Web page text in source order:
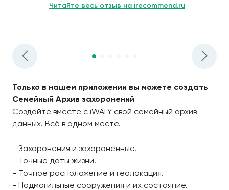
Читайте весь отзыв на irecommend.ru
Только в нашем приложении вы можете создать
Семейный Архив захоронений
Создайте вместе с iWALY свой семейный архив
данных. Всё в одном месте.
- Захоронения и захороненные.
- Точные даты жизни.
- Точное расположение и геолокация.
- Надмогильные сооружения и их состояние.